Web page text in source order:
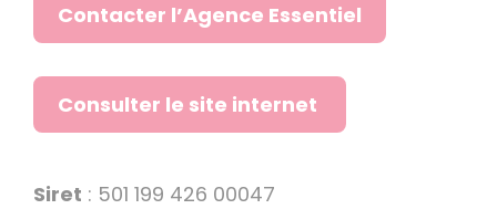
Contacter l’Agence Essentiel
Consulter le site internet
Siret : 501 199 426 00047